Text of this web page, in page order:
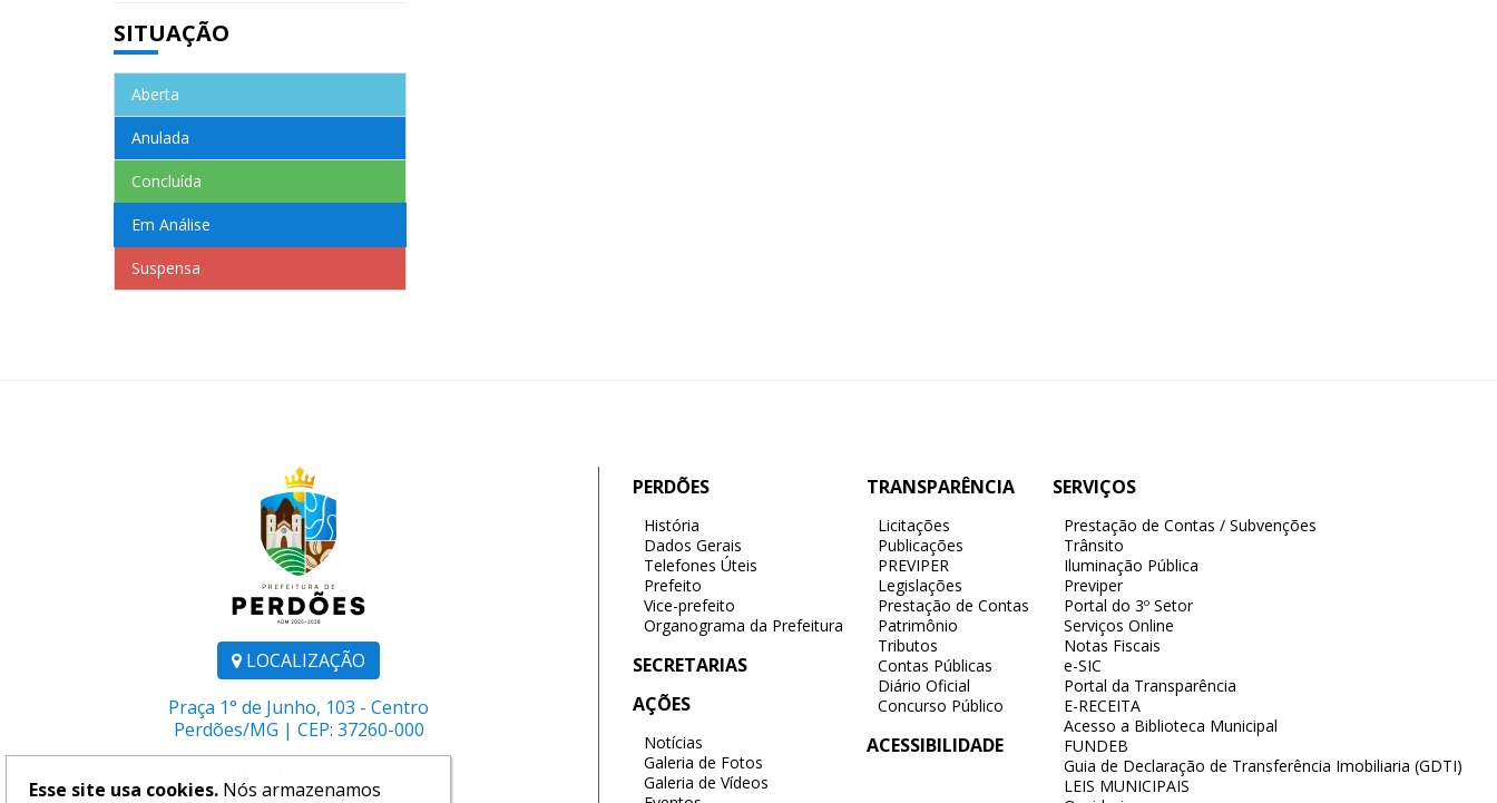
SITUAÇÃO
Aberta
Anulada
Concluída
Em Análise
Suspensa
LOCALIZAÇÃO
Praça 1° de Junho, 103 - Centro
Perdões/MG | CEP: 37260-000
PERDÕES
História
Dados Gerais
Telefones Úteis
Prefeito
Vice-prefeito
Organograma da Prefeitura
SECRETARIAS
AÇÕES
Notícias
Galeria de Fotos
Galeria de Vídeos
TRANSPARÊNCIA
Licitações
Publicações
PREVIPER
Legislações
Prestação de Contas
Patrimônio
Tributos
Contas Públicas
Diário Oficial
Concurso Público
ACESSIBILIDADE
SERVIÇOS
Prestação de Contas / Subvenções
Trânsito
Iluminação Pública
Previper
Portal do 3º Setor
Serviços Online
Notas Fiscais
e-SIC
Portal da Transparência
E-RECEITA
Acesso a Biblioteca Municipal
FUNDEB
Guia de Declaração de Transferência Imobiliaria (GDTI)
LEIS MUNICIPAIS
Esse site usa cookies. Nós armazenamos